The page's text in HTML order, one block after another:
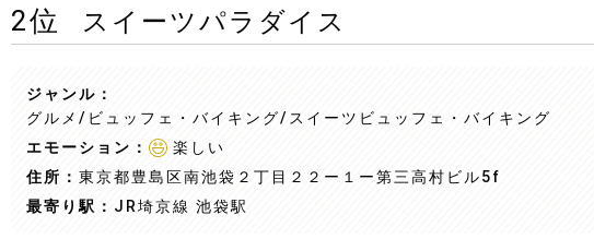
2位 スイーツパラダイス
ジャンル：
グルメ/ビュッフェ・バイキング/スイーツビュッフェ・バイキング
エモーション：
楽しい
住所： 東京都豊島区南池袋２丁目２２ー１ー第三高村ビル5f
最寄り駅： JR埼京線 池袋駅